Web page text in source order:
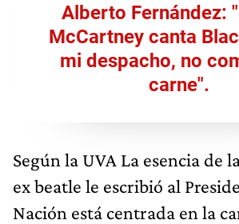
Alberto Fernández:
McCartney canta
mi despacho, no
carne".
Según la UVA La esencia de
ex beatle le escribió al
Nación está centrada en la